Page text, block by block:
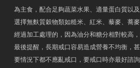
為主食，配合足夠蔬菜水果、適量蛋白質以
選擇無麩質穀物類如糙米、紅米、藜麥、蕎
經過加工處理的，因為油分和糖分相對較高
最後提醒，長期戒口容易造成營養不均衡，
要情況下都不應亂戒口，要戒口時亦最好諮